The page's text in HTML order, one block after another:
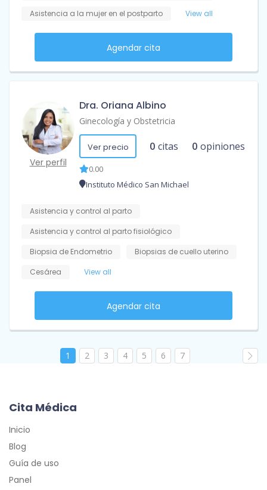
Asistencia a la mujer en el postparto
View all
Agendar cita
Ver perfil
Dra. Oriana Albino
Ginecología y Obstetricia
Ver precio 0 citas 0 opiniones
0.00
Instituto Médico San Michael
Asistencia y control al parto
Asistencia y control al parto fisiológico
Biopsia de Endometrio
Biopsias de cuello uterino
Cesárea
View all
Agendar cita
1 2 3 4 5 6 7
Cita Médica
Inicio
Blog
Guía de uso
Panel